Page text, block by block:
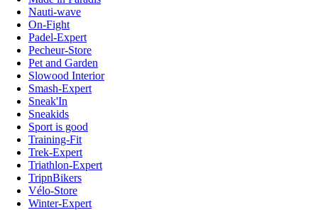
Nauti-wave
On-Fight
Padel-Expert
Pecheur-Store
Pet and Garden
Slowood Interior
Smash-Expert
Sneak'In
Sneakids
Sport is good
Training-Fit
Trek-Expert
Triathlon-Expert
TripnBikers
Vélo-Store
Winter-Expert